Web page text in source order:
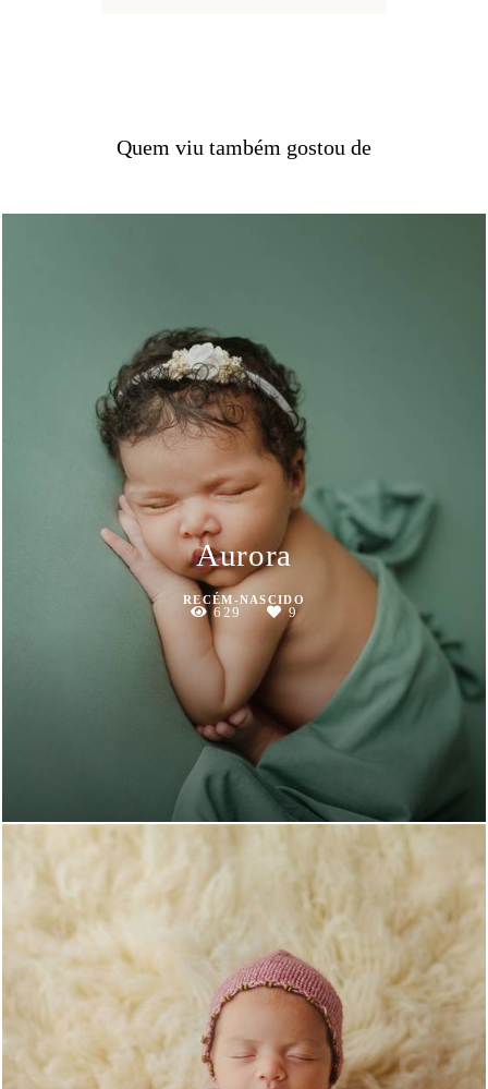
Quem viu também gostou de
Aurora
RECÉM-NASCIDO
629 9